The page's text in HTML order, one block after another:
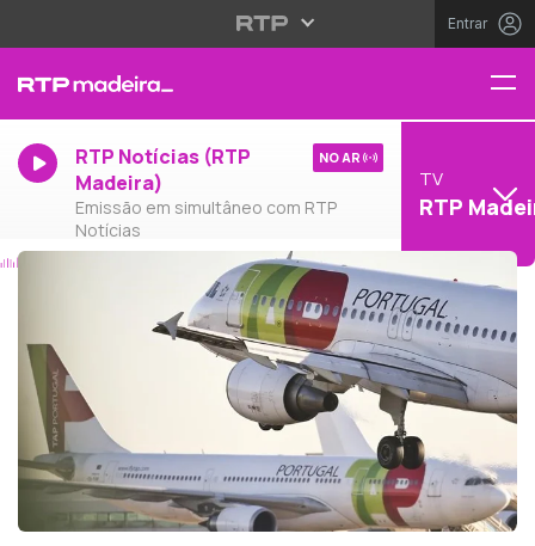
Entrar
RTP Notícias (RTP
Madeira)
Emissão em simultâneo com RTP
Notícias
NO AR
TV
RTP